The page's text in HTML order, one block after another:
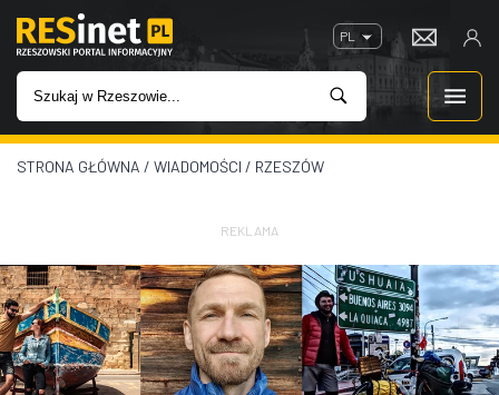
PL
WIADOMOŚCI
IMPREZY
ROZRYWKA
STRONA GŁÓWNA / WIADOMOŚCI / RZESZÓW
REKLAMA